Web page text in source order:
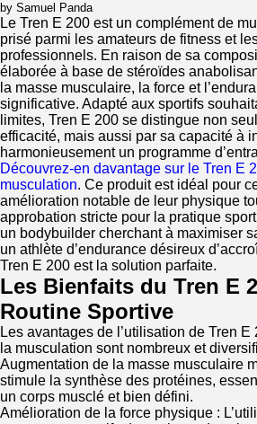
in
by Samuel Panda
Le Tren E 200 est un complément de
prisé parmi les amateurs de fitness et
professionnels. En raison de sa
élaborée à base de stéroïdes
la masse musculaire, la force et
significative. Adapté aux sportifs
limites, Tren E 200 se distingue non
efficacité, mais aussi par sa capacité à
harmonieusement un programme
Découvrez-en davantage sur le Tren E
musculation. Ce produit est idéal pour
amélioration notable de leur physique
approbation stricte pour la pratique
un bodybuilder cherchant à maximiser
un athlète d’endurance désireux
Tren E 200 est la solution parfaite.
Les Bienfaits du Tren E
Routine Sportive
Les avantages de l’utilisation de Tren
la musculation sont nombreux et
Augmentation de la masse musculaire
stimule la synthèse des protéines,
un corps musclé et bien défini.
Amélioration de la force physique :